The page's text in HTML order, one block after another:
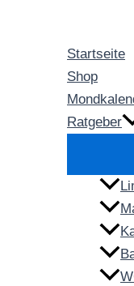
Startseite
Shop
Ratgeber